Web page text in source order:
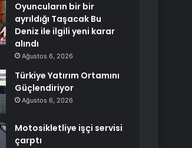
Oyuncuların bir bir
ayrıldığı Taşacak Bu
Deniz ile ilgili yeni karar
alındı
Ağustos 6, 2026
Türkiye Yatırım Ortamını
Güçlendiriyor
Ağustos 6, 2026
Motosikletliye işçi servisi
çarptı